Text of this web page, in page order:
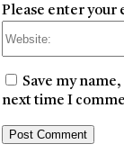
Please enter your
Save my
next time I